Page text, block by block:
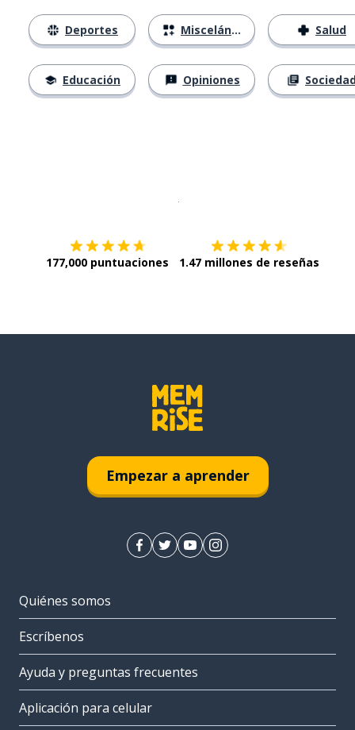
Deportes
Educación
Misceláneo
Opiniones
Salud
177,000 puntuaciones 1.47 millones de reseñas
Empezar a aprender
Quiénes somos
Escríbenos
Ayuda y preguntas frecuentes
Aplicación para celular